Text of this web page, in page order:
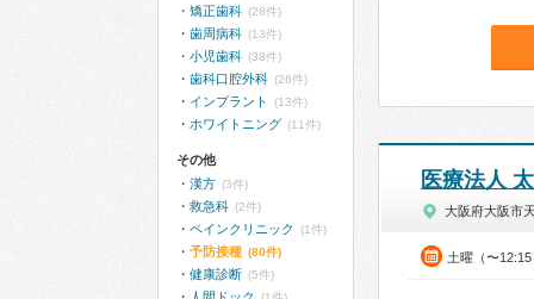
医療法人
大阪府大阪市
土曜（〜12:15
矯正歯科 (28件)
歯周病科 (13件)
小児歯科 (38件)
歯科口腔外科 (26件)
インプラント (13件)
ホワイトニング (11件)
その他
漢方 (3件)
救急科 (2件)
ペインクリニック (1件)
予防接種 (80件)
健康診断 (5件)